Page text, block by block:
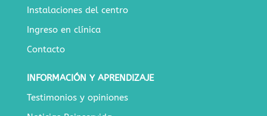
Instalaciones del centro
Ingreso en clínica
Contacto
INFORMACIÓN Y APRENDIZAJE
Testimonios y opiniones